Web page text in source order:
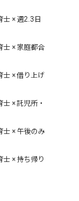
士 × 週2.3日
士 × 家庭都合
士 × 借り上げ
× 託児所・
士 × 午後のみ
士 × 持ち帰り